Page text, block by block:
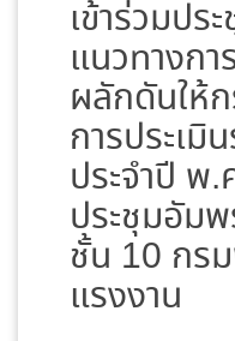
เข้าร่วมปร
แนวทางกา
ผลักดันให้
การประเมิ
ประจำปี
ประชุมอัม
ชั้น 10 กร
แรงงาน